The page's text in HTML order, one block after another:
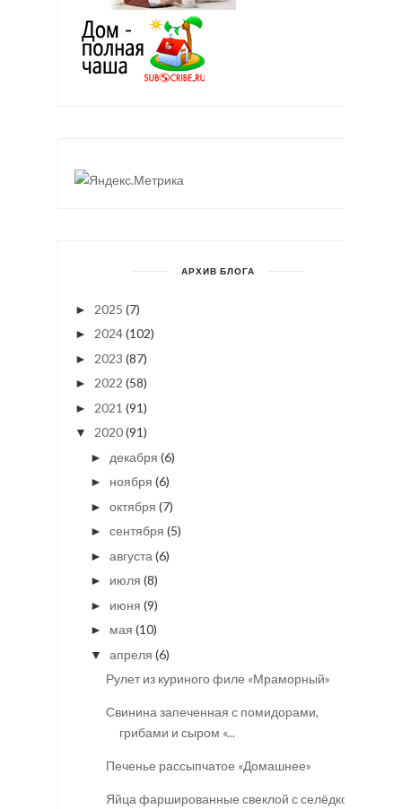
АРХИВ БЛОГА
► 2025 (7)
► 2024(102)
► 2023 (87)
► 2022 (58)
► 2021 (91)
▼ 2020(91)
► декабря (6)
► ноября (6)
► октября (7)
► сентября (5)
► августа (6)
► июля (8)
► июня (9)
► мая (10)
▼ апреля (6)
Рулет из куриного филе «Мраморный»
Свинина запеченная с помидорами,
грибами и сыром «...
Печенье рассыпчатое «Домашнее»
Яйца фаршированные свеклой с селёдкой